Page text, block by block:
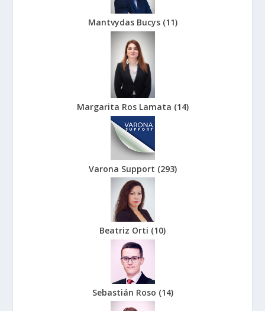
Mantvydas Bucys (11)
Margarita Ros Lamata (14)
Varona Support (293)
Beatriz Orti (10)
Sebastián Roso (14)